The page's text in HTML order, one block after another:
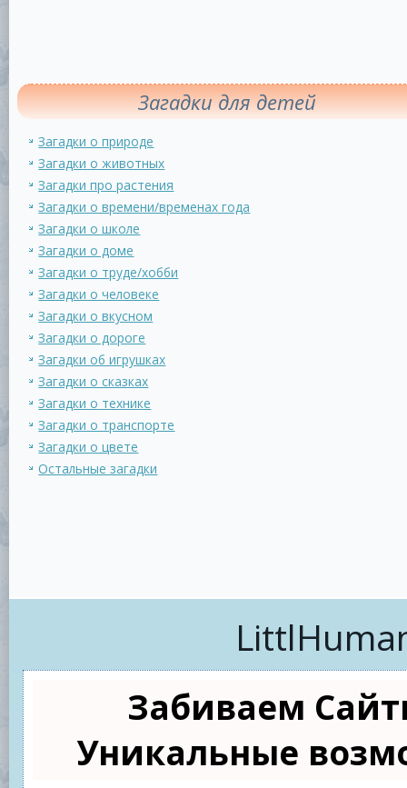
Загадки для детей
Загадки о природе
Загадки о животных
Загадки про растения
Загадки о времени/временах года
Загадки о школе
Загадки о доме
Загадки о труде/хобби
Загадки о человеке
Загадки о вкусном
Загадки о дороге
Загадки об игрушках
Загадки о сказках
Загадки о технике
Загадки о транспорте
Загадки о цвете
Остальные загадки
Забиваем
Уникальные